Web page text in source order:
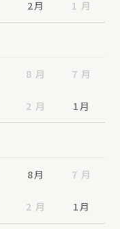
2月 1 月
8 月 7 月
2 月 1月
8月 7 月
2 月 1月